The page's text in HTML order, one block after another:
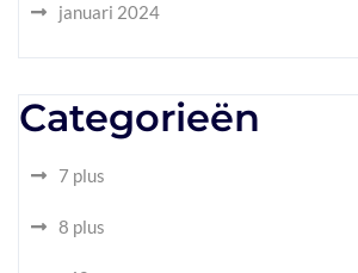
januari 2024
Categorieën
7 plus
8 plus